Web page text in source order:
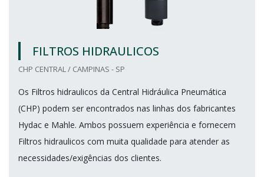
FILTROS HIDRAULICOS
CHP CENTRAL / CAMPINAS - SP
Os Filtros hidraulicos da Central Hidráulica Pneumática
(CHP) podem ser encontrados nas linhas dos fabricantes
Hydac e Mahle. Ambos possuem experiência e fornecem
Filtros hidraulicos com muita qualidade para atender as
necessidades/exigências dos clientes.